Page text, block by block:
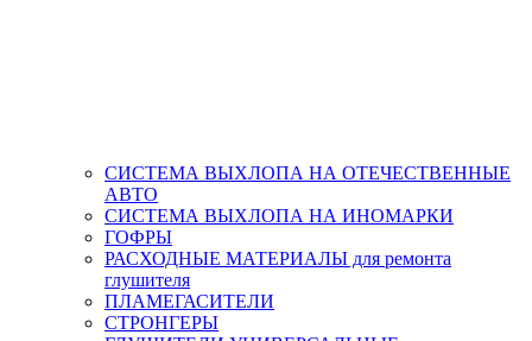
СИСТЕМА ВЫХЛОПА НА ОТЕЧЕСТВЕННЫЕ
АВТО
СИСТЕМА ВЫХЛОПА НА ИНОМАРКИ
ГОФРЫ
РАСХОДНЫЕ МАТЕРИАЛЫ для ремонта
глушителя
ПЛАМЕГАСИТЕЛИ
СТРОНГЕРЫ